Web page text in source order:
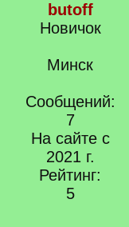
butoff
Новичок
Минск
Сообщений:
7
На сайте с
2021 г.
Рейтинг:
5